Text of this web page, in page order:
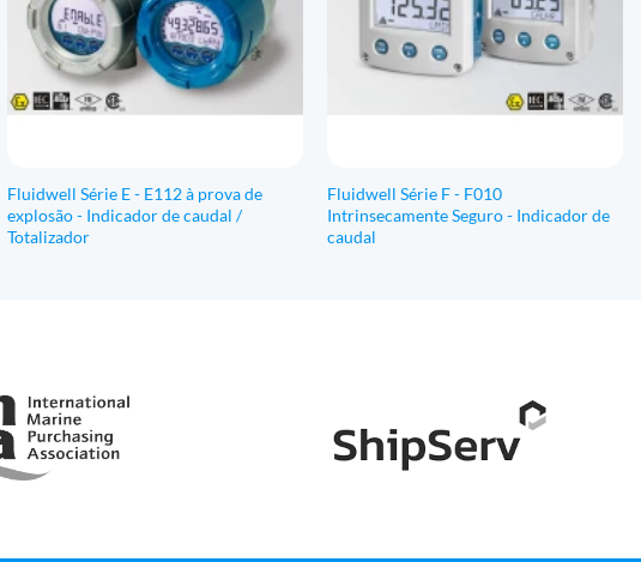
Fluidwell Série E - E112 à prova de
explosão - Indicador de caudal /
Totalizador
Fluidwell Série F - F010
Intrinsecamente Seguro - Indicador de
caudal